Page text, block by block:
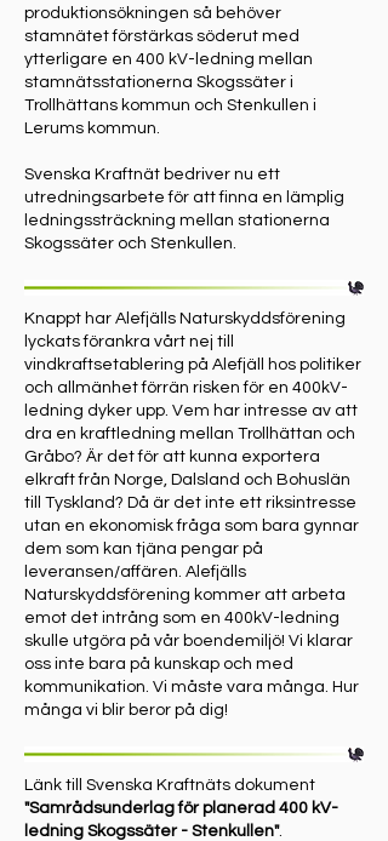
produktionsökningen så behöver
stamnätet förstärkas söderut med
ytterligare en 400 kV-ledning mellan
stamnätsstationerna Skogssäter i
Trollhättans kommun och Stenkullen i
Lerums kommun.
Svenska Kraftnät bedriver nu ett
utredningsarbete för att finna en lämplig
ledningssträckning mellan stationerna
Skogssäter och Stenkullen.
Knappt har Alefjälls Naturskyddsförening
lyckats förankra vårt nej till
vindkraftsetablering på Alefjäll hos politiker
och allmänhet förrän risken för en 400kV-
ledning dyker upp. Vem har intresse av att
dra en kraftledning mellan Trollhättan och
Gråbo? Är det för att kunna exportera
elkraft från Norge, Dalsland och Bohuslän
till Tyskland? Då är det inte ett riksintresse
utan en ekonomisk fråga som bara gynnar
dem som kan tjäna pengar på
leveransen/affären. Alefjälls
Naturskyddsförening kommer att arbeta
emot det intrång som en 400kV-ledning
skulle utgöra på vår boendemiljö! Vi klarar
oss inte bara på kunskap och med
kommunikation. Vi måste vara många. Hur
många vi blir beror på dig!
Länk till Svenska Kraftnäts dokument
"Samrådsunderlag för planerad 400 kV-
ledning Skogssäter - Stenkullen".